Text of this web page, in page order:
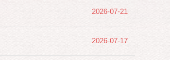
2026-07-21
2026-07-17